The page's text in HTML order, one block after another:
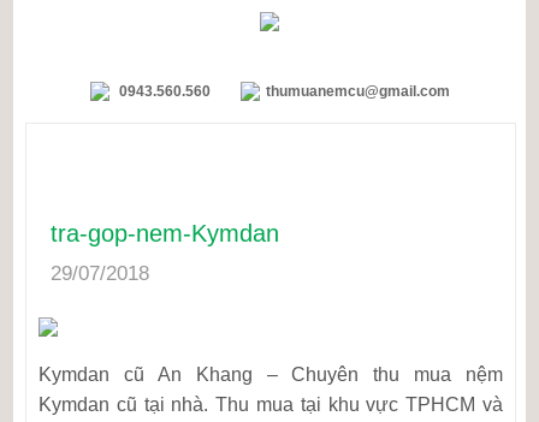
0943.560.560 thumuanemcu@gmail.com
tra-gop-nem-Kymdan
29/07/2018
Kymdan cũ An Khang – Chuyên thu mua nệm
Kymdan cũ tại nhà. Thu mua tại khu vực TPHCM và